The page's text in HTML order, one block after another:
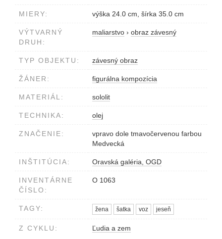
MIERY: výška 24.0 cm, šírka 35.0 cm
VÝTVARNÝ
DRUH:
maliarstvo › obraz závesný
TYP OBJEKTU: závesný obraz
ŽÁNER: figurálna kompozícia
MATERIÁL: sololit
TECHNIKA: olej
ZNAČENIE:
vpravo dole tmavočervenou farbou
Medvecká
INŠTITÚCIA: Oravská galéria, OGD
INVENTÁRNE
ČÍSLO:
O 1063
TAGY: žena šatka voz jeseň
Z CYKLU: Ľudia a zem